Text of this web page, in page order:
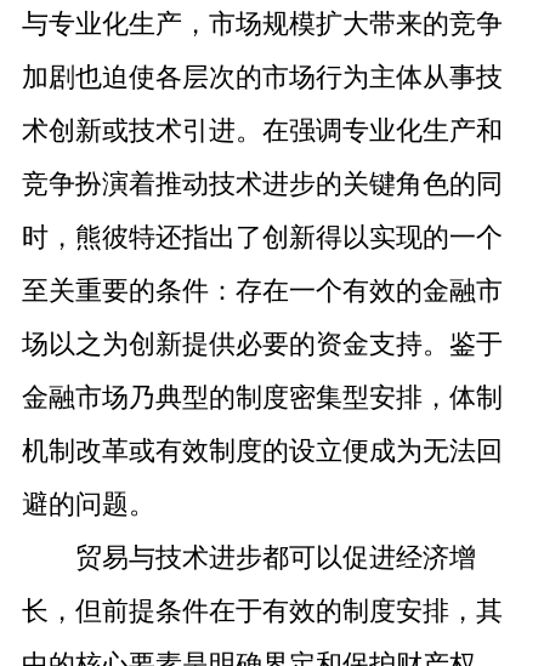
与专业化生产，市场规模扩大带来的竞争
加剧也迫使各层次的市场行为主体从事技
术创新或技术引进。在强调专业化生产和
竞争扮演着推动技术进步的关键角色的同
时，熊彼特还指出了创新得以实现的一个
至关重要的条件：存在一个有效的金融市
场以之为创新提供必要的资金支持。鉴于
金融市场乃典型的制度密集型安排，体制
机制改革或有效制度的设立便成为无法回
避的问题。
贸易与技术进步都可以促进经济增
长，但前提条件在于有效的制度安排，其